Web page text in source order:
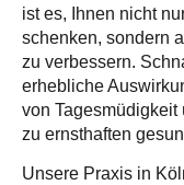
ist es, Ihnen nicht
schenken, sondern
zu verbessern.
erhebliche
von
zu ernsthaften
Unsere Praxis in